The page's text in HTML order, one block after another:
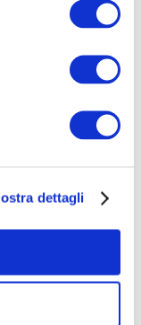
dettagli
2026)